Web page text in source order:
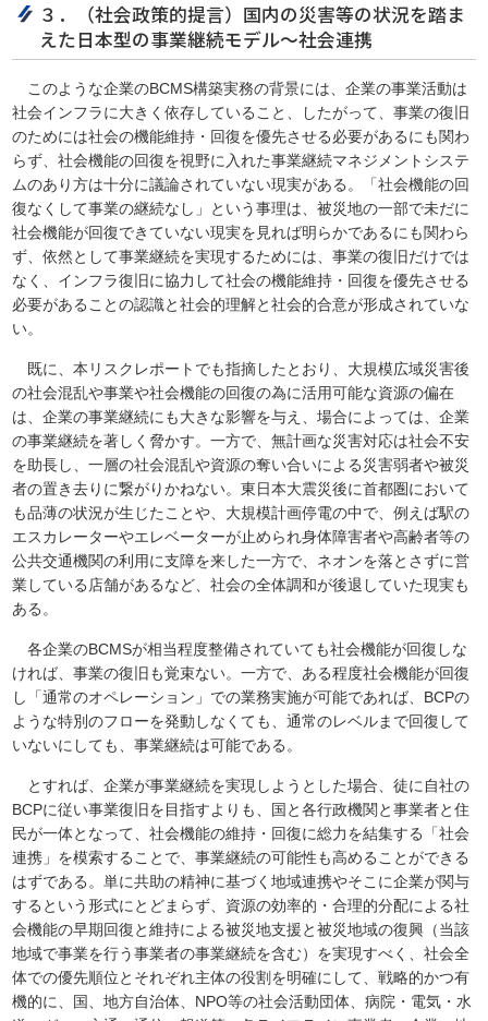
３．（社会政策的提言）国内の災害等の状況を踏ま
えた日本型の事業継続モデル～社会連携
このような企業のBCMS構築実務の背景には、企業の事業活動は
社会インフラに大きく依存していること、したがって、事業の復旧
のためには社会の機能維持・回復を優先させる必要があるにも関わ
らず、社会機能の回復を視野に入れた事業継続マネジメントシステ
ムのあり方は十分に議論されていない現実がある。「社会機能の回
復なくして事業の継続なし」という事理は、被災地の一部で未だに
社会機能が回復できていない現実を見れば明らかであるにも関わら
ず、依然として事業継続を実現するためには、事業の復旧だけでは
なく、インフラ復旧に協力して社会の機能維持・回復を優先させる
必要があることの認識と社会的理解と社会的合意が形成されていな
い。
既に、本リスクレポートでも指摘したとおり、大規模広域災害後
の社会混乱や事業や社会機能の回復の為に活用可能な資源の偏在
は、企業の事業継続にも大きな影響を与え、場合によっては、企業
の事業継続を著しく脅かす。一方で、無計画な災害対応は社会不安
を助長し、一層の社会混乱や資源の奪い合いによる災害弱者や被災
者の置き去りに繋がりかねない。東日本大震災後に首都圏において
も品薄の状況が生じたことや、大規模計画停電の中で、例えば駅の
エスカレーターやエレベーターが止められ身体障害者や高齢者等の
公共交通機関の利用に支障を来した一方で、ネオンを落とさずに営
業している店舗があるなど、社会の全体調和が後退していた現実も
ある。
各企業のBCMSが相当程度整備されていても社会機能が回復しな
ければ、事業の復旧も覚束ない。一方で、ある程度社会機能が回復
し「通常のオペレーション」での業務実施が可能であれば、BCPの
ような特別のフローを発動しなくても、通常のレベルまで回復して
いないにしても、事業継続は可能である。
とすれば、企業が事業継続を実現しようとした場合、徒に自社の
BCPに従い事業復旧を目指すよりも、国と各行政機関と事業者と住
民が一体となって、社会機能の維持・回復に総力を結集する「社会
連携」を模索することで、事業継続の可能性も高めることができる
はずである。単に共助の精神に基づく地域連携やそこに企業が関与
するという形式にとどまらず、資源の効率的・合理的分配による社
会機能の早期回復と維持による被災地支援と被災地域の復興（当該
地域で事業を行う事業者の事業継続を含む）を実現すべく、社会全
体での優先順位とそれぞれ主体の役割を明確にして、戦略的かつ有
機的に、国、地方自治体、NPO等の社会活動団体、病院・電気・水